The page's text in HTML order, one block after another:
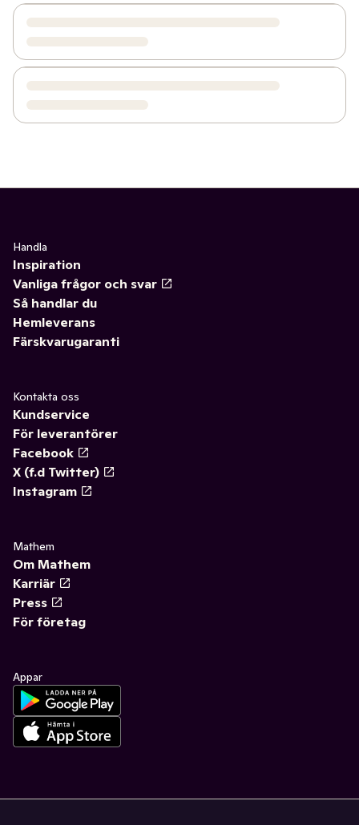
Handla
Inspiration
Vanliga frågor och svar
Så handlar du
Hemleverans
Färskvarugaranti
Kontakta oss
Kundservice
För leverantörer
Facebook
X (f.d Twitter)
Instagram
Mathem
Om Mathem
Karriär
Press
För företag
Appar